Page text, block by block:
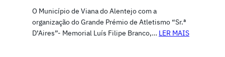
O Município de Viana do Alentejo com a
organização do Grande Prémio de Atletismo “Sr.ª
D’Aires”- Memorial Luís Filipe Branco,… LER MAIS